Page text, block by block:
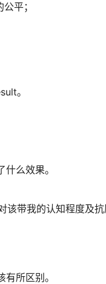
平；
。
么效果。
带我的认知程度及抗
所区别。